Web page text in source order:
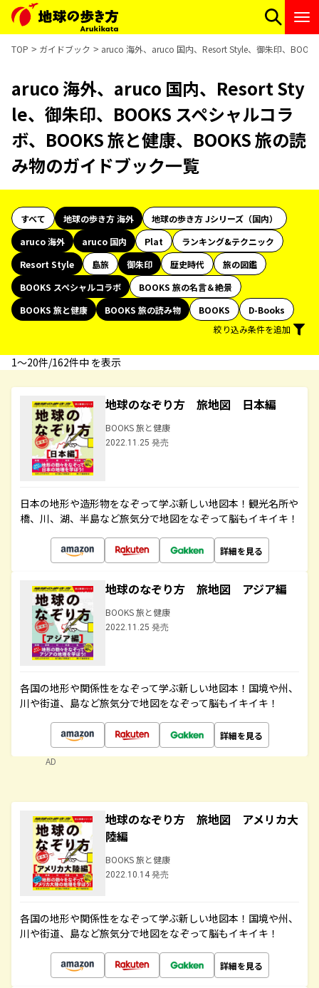
TOP ガイドブック aruco 海外、aruco 国内、Resort Style、御朱印、
aruco 海外、aruco 国内、Resort Sty
le、御朱印、BOOKS スペシャルコラ
ボ、BOOKS 旅と健康、BOOKS 旅の読
み物のガイドブック一覧
すべて 地球の歩き方 海外
地球の歩き方 Jシリーズ（国内）
aruco 海外
aruco 国内 Plat
ランキング&テクニック
Resort Style
島旅 御朱印 歴史時代
旅の図鑑
BOOKS スペシャルコラボ
BOOKS 旅の名言＆絶景
BOOKS 旅と健康
BOOKS 旅の読み物 BOOKS
D-Books
絞り込み条件を追加
1〜20件/162件中 を表示
地球のなぞり方 旅地図 日本編
BOOKS 旅と健康
2022.11.25 発売
日本の地形や造形物をなぞって学ぶ新しい地図本！観光名所や
橋、川、湖、半島など旅気分で地図をなぞって脳もイキイキ！
詳細を見る
地球のなぞり方 旅地図 アジア編
BOOKS 旅と健康
2022.11.25 発売
各国の地形や関係性をなぞって学ぶ新しい地図本！国境や州、
川や街道、島など旅気分で地図をなぞって脳もイキイキ！
詳細を見る
AD
地球のなぞり方 旅地図 アメリカ大
陸編
BOOKS 旅と健康
2022.10.14 発売
各国の地形や関係性をなぞって学ぶ新しい地図本！国境や州、
川や街道、島など旅気分で地図をなぞって脳もイキイキ！
詳細を見る